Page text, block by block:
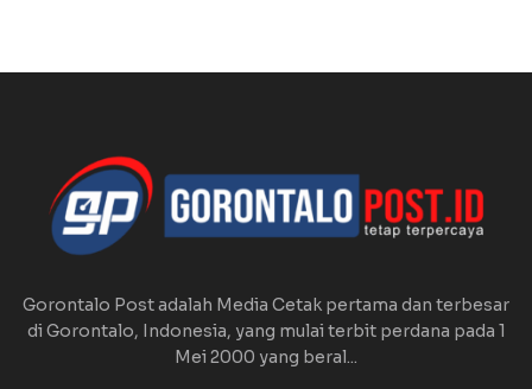
Gorontalo Post adalah Media Cetak pertama dan terbesar
di Gorontalo, Indonesia, yang mulai terbit perdana pada 1
Mei 2000 yang beral...